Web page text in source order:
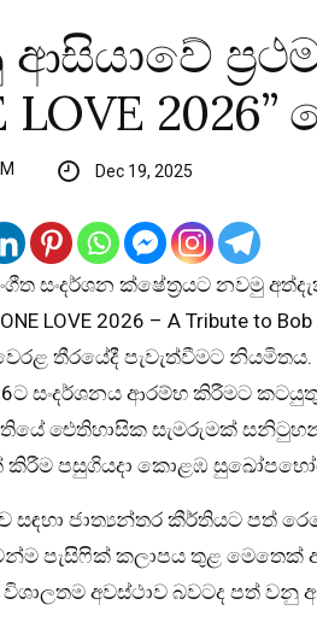
LOVE
Dec 19, 2025
සංදර්ශන ක්ෂේත්‍රයට නවමු
LOVE 2026 – A Tribute
තීරයේදී පැවැත්වීමට නියමිතය.
සංදර්ශනය ආරම්භ කිරීමට
ඓතිහාසික සැමරුමක්
කිරීම පසුගියදා කොළඹ සුඛෝපභෝගී
සඳහා ජාත්‍යන්තර කීර්තියට පත්
පැසිෆික් කලාපය තුළ මෙතෙක්
විශාලතම අවස්ථාව බවටද පත්